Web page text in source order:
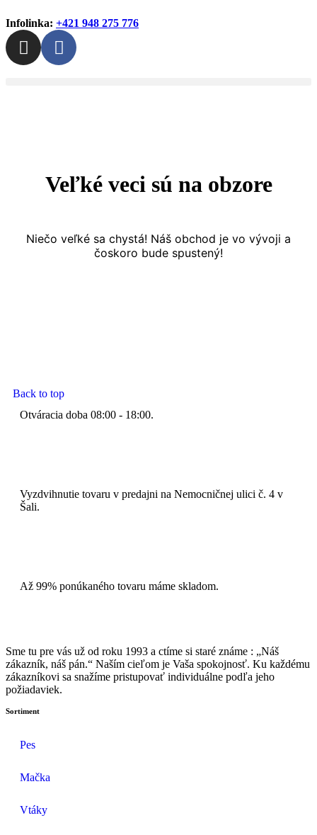
Infolinka: +421 948 275 776
Veľké veci sú na obzore
Niečo veľké sa chystá! Náš obchod je vo vývoji a
čoskoro bude spustený!
Back to top
Otváracia doba 08:00 - 18:00.
Vyzdvihnutie tovaru v predajni na Nemocničnej ulici č. 4 v
Šali.
Až 99% ponúkaného tovaru máme skladom.
Sme tu pre vás už od roku 1993 a ctíme si staré známe : „Náš
zákazník, náš pán.“ Naším cieľom je Vaša spokojnosť. Ku každému
zákazníkovi sa snažíme pristupovať individuálne podľa jeho
požiadaviek.
Sortiment
Pes
Mačka
Vtáky